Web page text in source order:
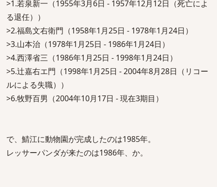
>1.若泉新一（1955年3月6日 - 1957年12月12日（死亡によ
る退任））
>2.福島文右衛門（1958年1月25日 - 1978年1月24日）
>3.山本治（1978年1月25日 - 1986年1月24日）
>4.西澤省三（1986年1月25日 - 1998年1月24日）
>5.辻嘉右エ門（1998年1月25日 - 2004年8月28日（リコー
ルによる失職））
>6.牧野百男（2004年10月17日 - 現在3期目）
で、鯖江に動物園が完成したのは1985年。
レッサーパンダが来たのは1986年、か。